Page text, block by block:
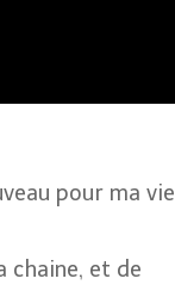
pour ma vie
chaine, et de